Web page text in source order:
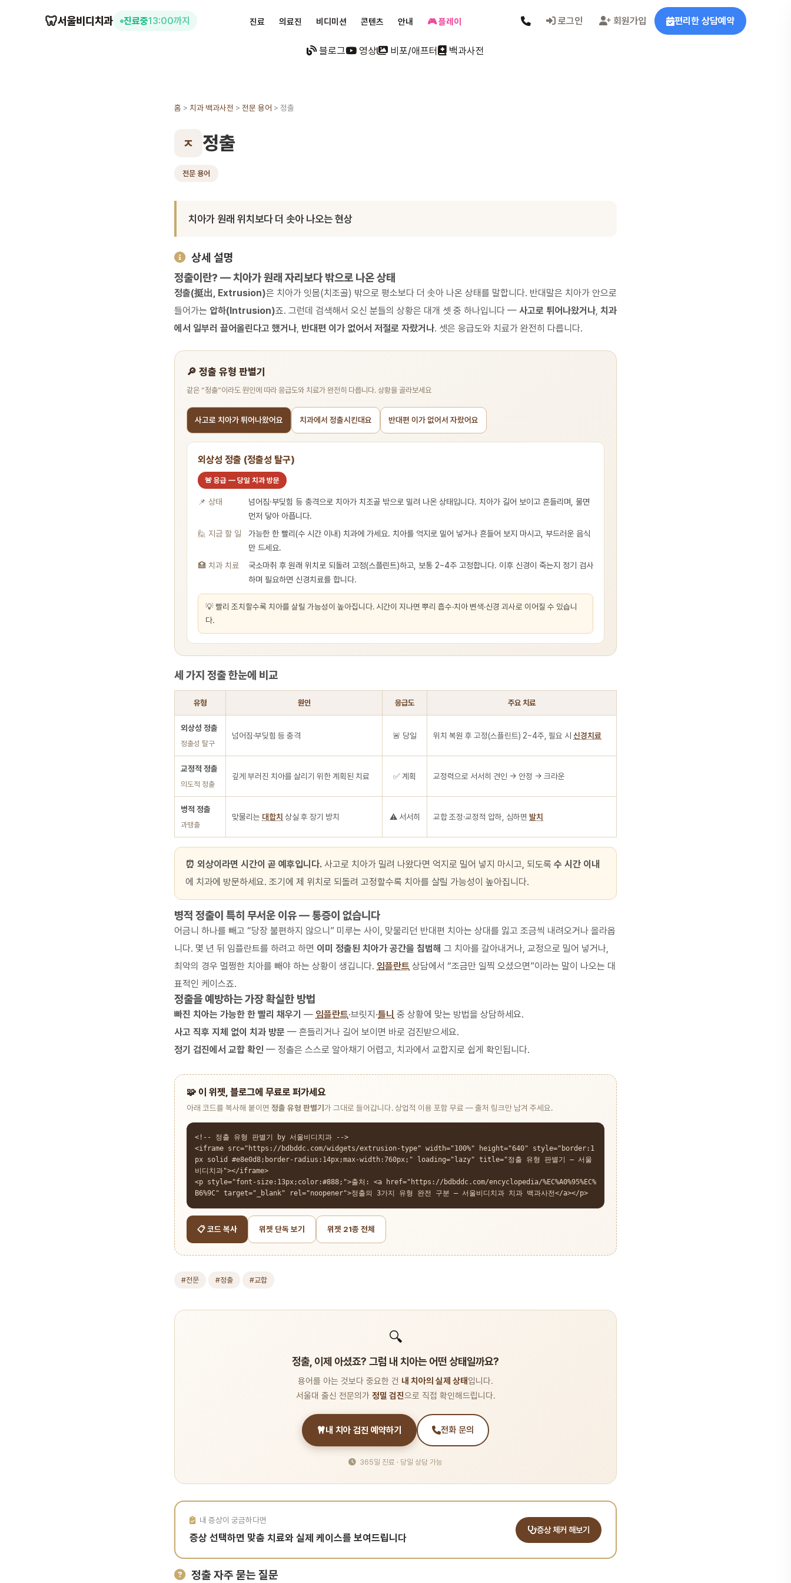
🦷서울비디치과 진료중13:00까지 진료 의료진 비디미션 콘텐츠 안내 🎮 플레이 로그인 회원가입 편리한 상담예약
블로그 영상 비포/애프터 백과사전
홈 > 치과 백과사전 > 전문 용어 > 정출
ㅈ 정출
전문 용어
치아가 원래 위치보다 더 솟아 나오는 현상
상세 설명
정출이란? — 치아가 원래 자리보다 밖으로 나온 상태
정출(挺出, Extrusion)은 치아가 잇몸(치조골) 밖으로 평소보다 더 솟아 나온 상태를 말합니다. 반대말은 치아가 안으로
들어가는 압하(Intrusion)죠. 그런데 검색해서 오신 분들의 상황은 대개 셋 중 하나입니다 — 사고로 튀어나왔거나, 치과
에서 일부러 끌어올린다고 했거나, 반대편 이가 없어서 저절로 자랐거나. 셋은 응급도와 치료가 완전히 다릅니다.
🔎 정출 유형 판별기
같은 “정출”이라도 원인에 따라 응급도와 치료가 완전히 다릅니다. 상황을 골라보세요
사고로 치아가 튀어나왔어요 치과에서 정출시킨대요 반대편 이가 없어서 자랐어요
외상성 정출 (정출성 탈구)
🚨 응급 — 당일 치과 방문
📌 상태
넘어짐·부딪힘 등 충격으로 치아가 치조골 밖으로 밀려 나온 상태입니다. 치아가 길어 보이고 흔들리며, 물면
먼저 닿아 아픕니다.
🙋 지금 할 일
가능한 한 빨리(수 시간 이내) 치과에 가세요. 치아를 억지로 밀어 넣거나 흔들어 보지 마시고, 부드러운 음식
만 드세요.
🏥 치과 치료
국소마취 후 원래 위치로 되돌려 고정(스플린트)하고, 보통 2~4주 고정합니다. 이후 신경이 죽는지 정기 검사
하며 필요하면 신경치료를 합니다.
💡 빨리 조치할수록 치아를 살릴 가능성이 높아집니다. 시간이 지나면 뿌리 흡수·치아 변색·신경 괴사로 이어질 수 있습니
다.
세 가지 정출 한눈에 비교
유형 원인 응급도 주요 치료
외상성 정출
정출성 탈구
넘어짐·부딪힘 등 충격 🚨 당일 위치 복원 후 고정(스플린트) 2~4주, 필요 시 신경치료
교정적 정출
의도적 정출
깊게 부러진 치아를 살리기 위한 계획된 치료 ✅ 계획 교정력으로 서서히 견인 → 안정 → 크라운
병적 정출
과맹출
맞물리는 대합치 상실 후 장기 방치 ⚠️ 서서히 교합 조정·교정적 압하, 심하면 발치
⏰ 외상이라면 시간이 곧 예후입니다. 사고로 치아가 밀려 나왔다면 억지로 밀어 넣지 마시고, 되도록 수 시간 이내
에 치과에 방문하세요. 조기에 제 위치로 되돌려 고정할수록 치아를 살릴 가능성이 높아집니다.
병적 정출이 특히 무서운 이유 — 통증이 없습니다
어금니 하나를 빼고 “당장 불편하지 않으니” 미루는 사이, 맞물리던 반대편 치아는 상대를 잃고 조금씩 내려오거나 올라옵
니다. 몇 년 뒤 임플란트를 하려고 하면 이미 정출된 치아가 공간을 침범해 그 치아를 갈아내거나, 교정으로 밀어 넣거나,
최악의 경우 멀쩡한 치아를 빼야 하는 상황이 생깁니다. 임플란트 상담에서 “조금만 일찍 오셨으면”이라는 말이 나오는 대
표적인 케이스죠.
정출을 예방하는 가장 확실한 방법
빠진 치아는 가능한 한 빨리 채우기 — 임플란트·브릿지·틀니 중 상황에 맞는 방법을 상담하세요.
사고 직후 지체 없이 치과 방문 — 흔들리거나 길어 보이면 바로 검진받으세요.
정기 검진에서 교합 확인 — 정출은 스스로 알아채기 어렵고, 치과에서 교합지로 쉽게 확인됩니다.
🧩 이 위젯, 블로그에 무료로 퍼가세요
아래 코드를 복사해 붙이면 정출 유형 판별기 가 그대로 들어갑니다. 상업적 이용 포함 무료 — 출처 링크만 남겨 주세요.
<!-- 정출 유형 판별기 by 서울비디치과 -->
<iframe src="https://bdbddc.com/widgets/extrusion-type" width="100%" height="640" style="border:1
px solid #e8e0d8;border-radius:14px;max-width:760px;" loading="lazy" title="정출 유형 판별기 — 서울
비디치과"></iframe>
<p style="font-size:13px;color:#888;">출처: <a href="https://bdbddc.com/encyclopedia/%EC%A0%95%EC%
B6%9C" target="_blank" rel="noopener">정출의 3가지 유형 완전 구분 — 서울비디치과 치과 백과사전</a></p>
📋 코드 복사 위젯 단독 보기 위젯 21종 전체
#전문 #정출 #교합
🔍
정출, 이제 아셨죠? 그럼 내 치아는 어떤 상태일까요?
용어를 아는 것보다 중요한 건 내 치아의 실제 상태 입니다.
서울대 출신 전문의가 정밀 검진으로 직접 확인해드립니다.
내 치아 검진 예약하기 전화 문의
365일 진료 · 당일 상담 가능
내 증상이 궁금하다면
증상 선택하면 맞춤 치료와 실제 케이스를 보여드립니다
증상 체커 해보기
정출 자주 묻는 질문